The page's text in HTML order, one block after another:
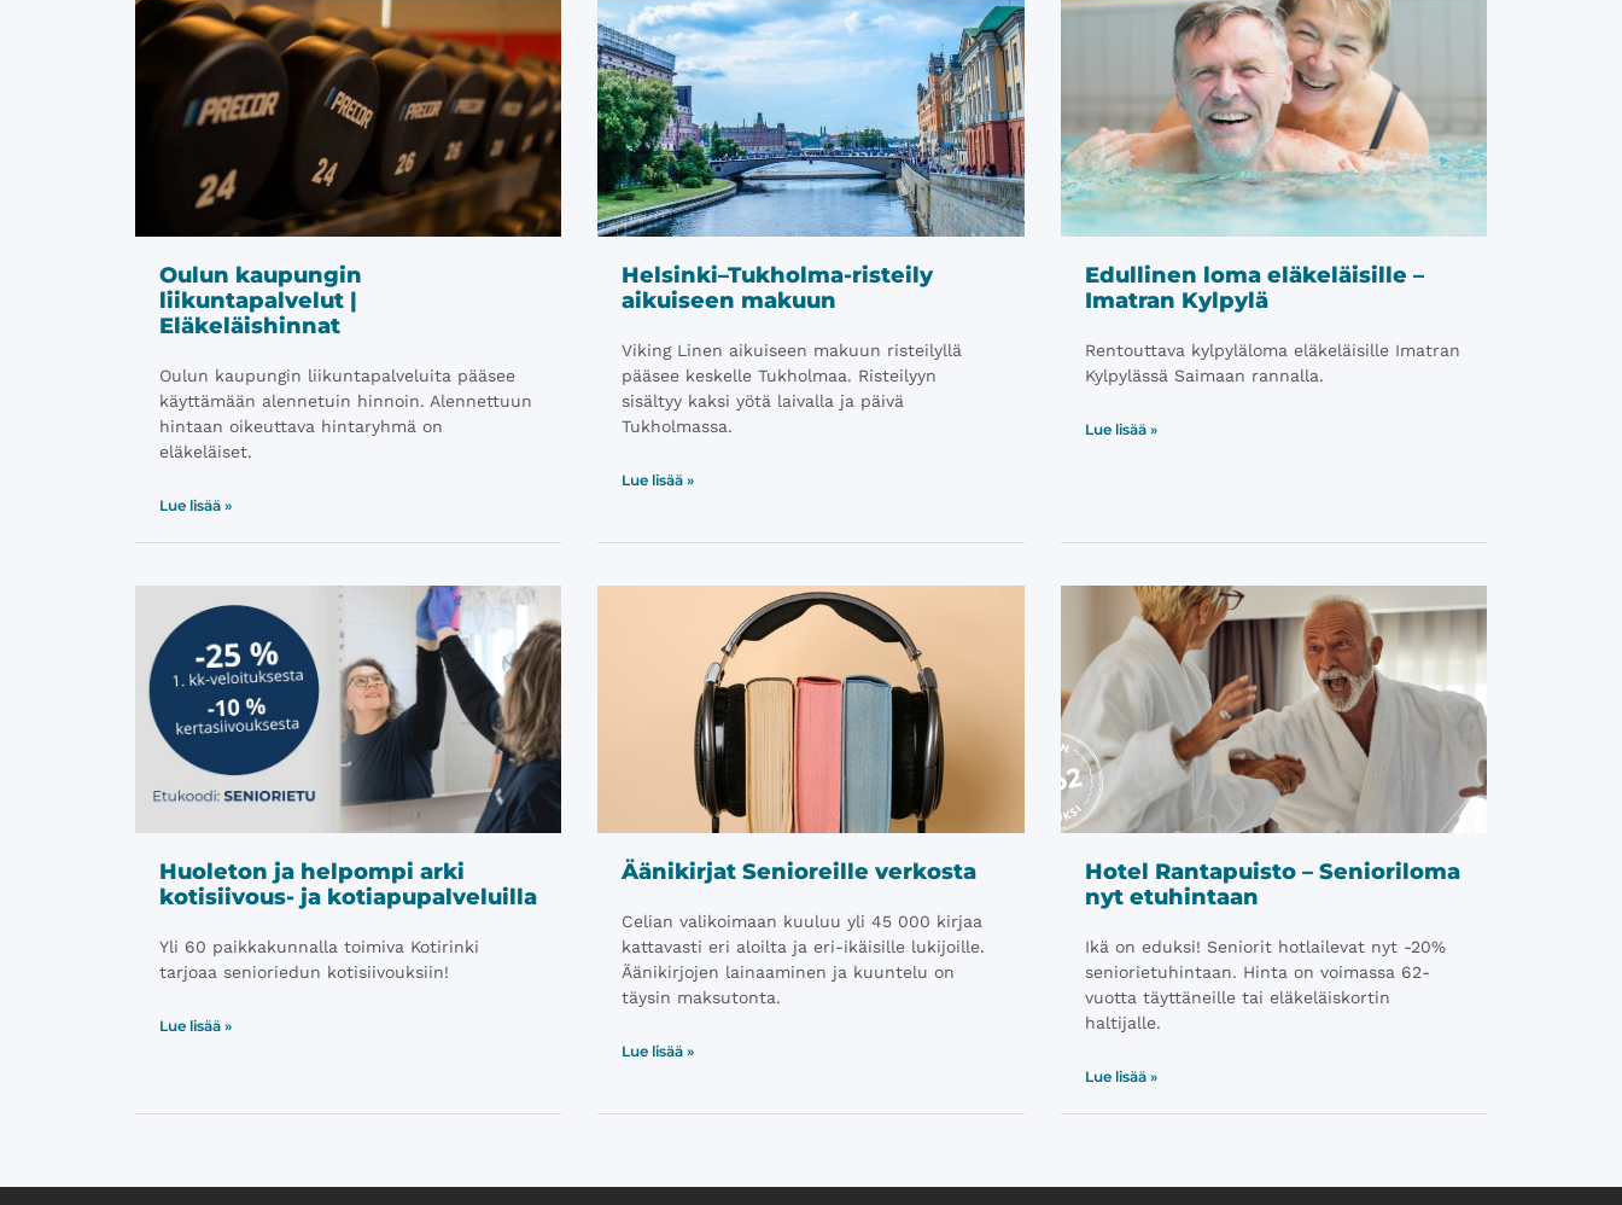
Oulun kaupungin
liikuntapalvelut |
Eläkeläishinnat
Oulun kaupungin liikuntapalveluita pääsee
käyttämään alennetuin hinnoin. Alennettuun
hintaan oikeuttava hintaryhmä on
eläkeläiset.
Lue lisää »
Helsinki–Tukholma-risteily
aikuiseen makuun
Viking Linen aikuiseen makuun risteilyllä
pääsee keskelle Tukholmaa. Risteilyyn
sisältyy kaksi yötä laivalla ja päivä
Tukholmassa.
Lue lisää »
Edullinen loma eläkeläisille –
Imatran Kylpylä
Rentouttava kylpyläloma eläkeläisille Imatran
Kylpylässä Saimaan rannalla.
Lue lisää »
Huoleton ja helpompi arki
kotisiivous- ja kotiapupalveluilla
Yli 60 paikkakunnalla toimiva Kotirinki
tarjoaa senioriedun kotisiivouksiin!
Lue lisää »
Äänikirjat Senioreille verkosta
Celian valikoimaan kuuluu yli 45 000 kirjaa
kattavasti eri aloilta ja eri-ikäisille lukijoille.
Äänikirjojen lainaaminen ja kuuntelu on
täysin maksutonta.
Lue lisää »
Hotel Rantapuisto – Senioriloma
nyt etuhintaan
Ikä on eduksi! Seniorit hotlailevat nyt -20%
seniorietuhintaan. Hinta on voimassa 62-
vuotta täyttäneille tai eläkeläiskortin
haltijalle.
Lue lisää »